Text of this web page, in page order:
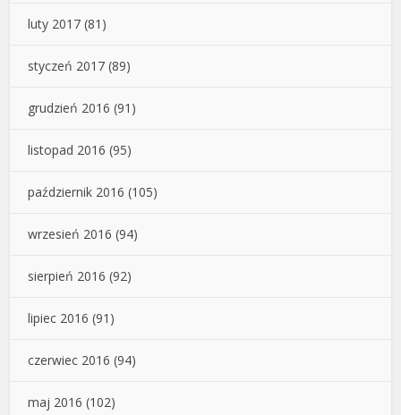
luty 2017 (81)
styczeń 2017 (89)
grudzień 2016 (91)
listopad 2016 (95)
październik 2016 (105)
wrzesień 2016 (94)
sierpień 2016 (92)
lipiec 2016 (91)
czerwiec 2016 (94)
maj 2016 (102)